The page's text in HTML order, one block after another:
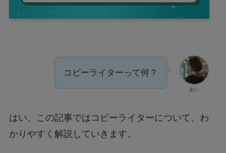
あい
コピーライターって何？
はい、この記事ではコピーライターについて、わ
かりやすく解説していきます。